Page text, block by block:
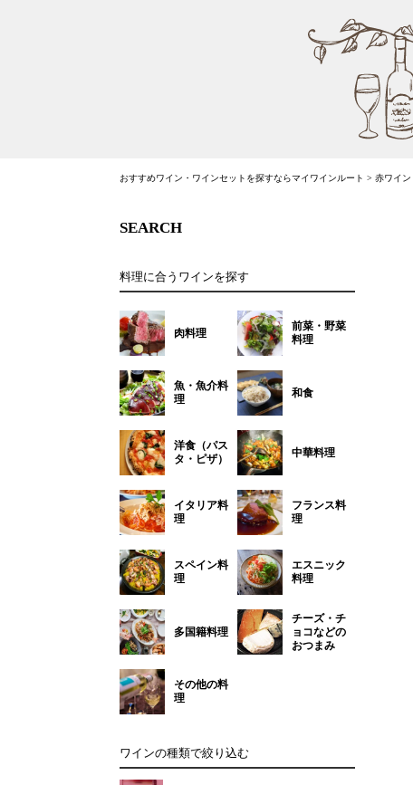
おすすめワイン・ワインセットを探すならマイワインルート > 赤ワイン
SEARCH
料理に合うワインを探す
肉料理
前菜・野菜
料理
魚・魚介料
理
和食
洋食（パス
タ・ピザ）
中華料理
イタリア料
理
フランス料
理
スペイン料
理
エスニック
料理
多国籍料理
チーズ・チ
ョコなどの
おつまみ
その他の料
理
ワインの種類で絞り込む